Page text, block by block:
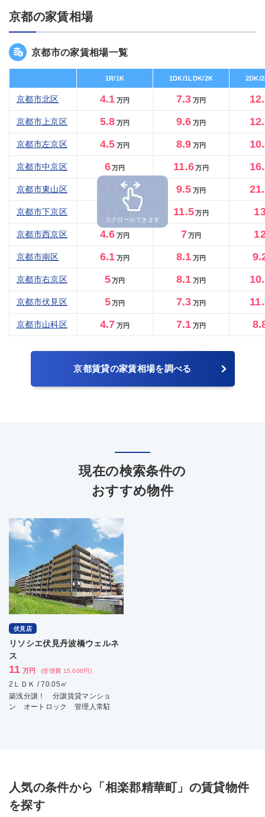
京都の家賃相場
京都市の家賃相場一覧
1R/1K 1DK/1LDK/2K 2DK/
京都市北区 4.1 万円 7.3 万円
京都市上京区 5.8 万円 9.6 万円
京都市左京区 4.5 万円 8.9 万円
京都市中京区 6万円 11.6万円
京都市東山区 万円 9.5 万円
京都市下京区 万円 11.5万円
京都市西京区 4.6 万円 7万円
京都市南区 6.1 万円 8.1 万円
京都市右京区 5万円 8.1 万円
京都市伏見区 5万円 7.3 万円
京都市山科区 4.7 万円 7.1 万円
スクロールできます
京都賃貸の家賃相場を調べる
現在の検索条件の
おすすめ物件
伏見店
リソシエ伏見丹波橋ウェルネ
ス
11 万円 (管理費 15,000円)
2ＬＤＫ / 70.05㎡
築浅分譲！ 分譲賃貸マンショ
ン オートロック 管理人常駐
人気の条件から「相楽郡精華町」の賃貸物件
を探す